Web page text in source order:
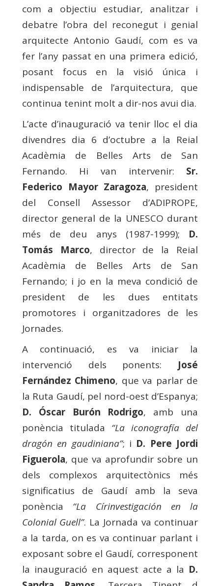
com a objectiu estudiar, analitzar i
debatre l’obra del reconegut i genial
arquitecte Antonio Gaudí, com es va
fer l’any passat en una primera edició,
posant focus en la visió única i
indispensable de l’arquitectura, que
continua tenint molt a dir-nos avui dia.
L’acte d’inauguració va tenir lloc el dia
divendres dia 6 d’octubre a la Reial
Acadèmia de Belles Arts de San
Fernando. Hi van intervenir: Sr.
Federico Mayor Zaragoza, president
del Consell Assessor d’ADIPROPE,
director general de la UNESCO durant
més de deu anys (1987-1999); D.
Tomás Marco, director de la Reial
Acadèmia de Belles Arts de San
Fernando; i jo en la meva condició de
president de les dues entitats
promotores i organitzadores de les
Jornades.
A continuació, es va iniciar la
intervenció dels ponents: José
Fernández Chimeno, que va parlar de
la Ruta Gaudí, pel nord-oest d’Espanya;
D. Óscar Burón Rodrigo, amb una
ponència titulada “La iconografía del
dragón en gaudiniana”; i D. Pere Jordi
Figuerola, que va aprofundir sobre un
dels complexos arquitectònics més
significatius de Gaudí amb la seva
ponència “La Círinvestigación en la
Colonial Guell”. La Jornada va continuar
a la tarda, on es va continuar parlant i
exposant sobre el Gaudí, corresponent
la inauguració en aquest acte a la D.